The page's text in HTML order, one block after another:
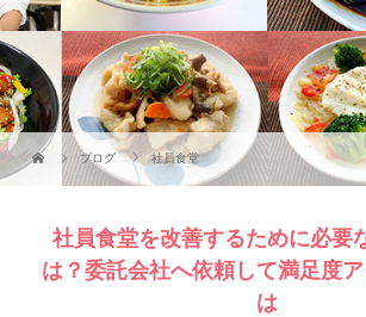
ブログ 社員食堂
社員食堂を改善するために必要
は？委託会社へ依頼して満足度
は